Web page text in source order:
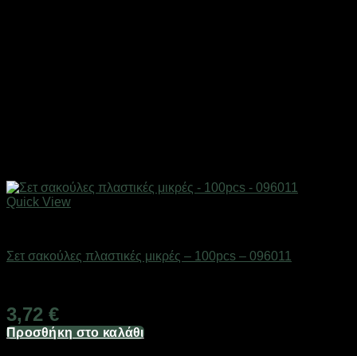
Quick View
Σετ σακούλες πλαστικές μικρές – 100pcs – 096011
3,72 €
Προσθήκη στο καλάθι